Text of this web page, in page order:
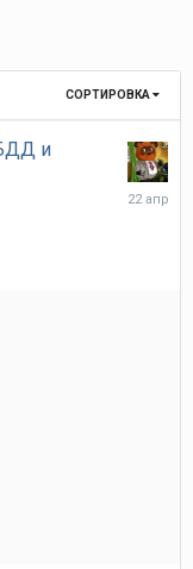
СОРТИРОВКА
и
22